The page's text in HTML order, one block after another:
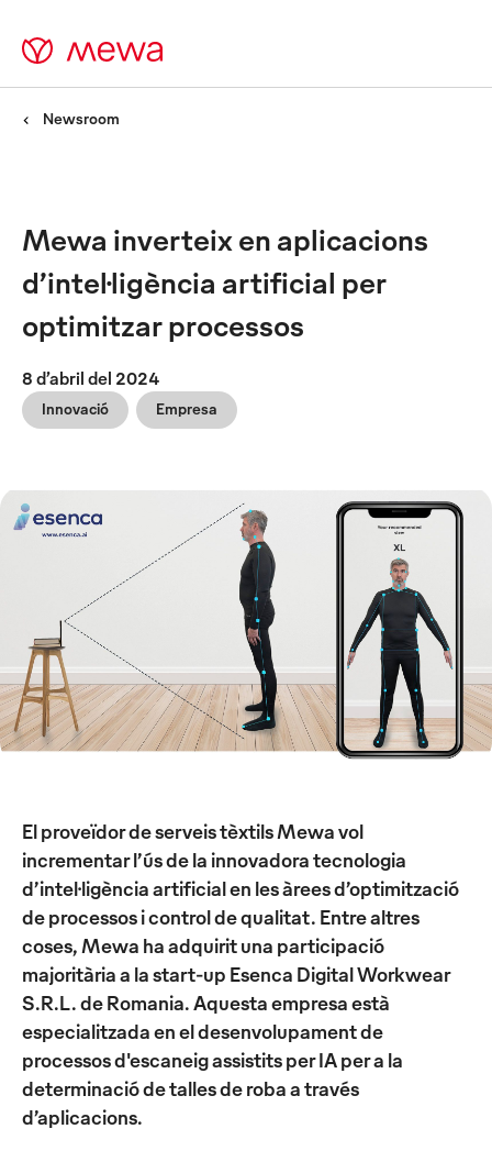
Newsroom
Mewa inverteix en aplicacions
d’intel·ligència artificial per
optimitzar processos
8 d’abril del 2024
Innovació Empresa
El proveïdor de serveis tèxtils Mewa vol
incrementar l’ús de la innovadora tecnologia
d’intel·ligència artificial en les àrees d’optimització
de processos i control de qualitat. Entre altres
coses, Mewa ha adquirit una participació
majoritària a la start-up Esenca Digital Workwear
S.R.L. de Romania. Aquesta empresa està
especialitzada en el desenvolupament de
processos d'escaneig assistits per IA per a la
determinació de talles de roba a través
d’aplicacions.